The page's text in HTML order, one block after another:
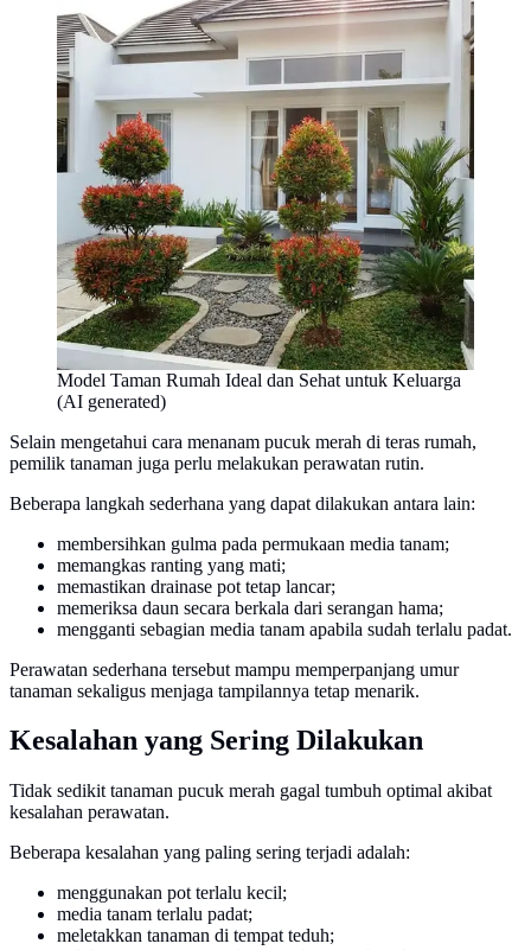
Model Taman Rumah Ideal dan Sehat untuk Keluarga
(AI generated)
Selain mengetahui cara menanam pucuk merah di teras rumah,
pemilik tanaman juga perlu melakukan perawatan rutin.
Beberapa langkah sederhana yang dapat dilakukan antara lain:
membersihkan gulma pada permukaan media tanam;
memangkas ranting yang mati;
memastikan drainase pot tetap lancar;
memeriksa daun secara berkala dari serangan hama;
mengganti sebagian media tanam apabila sudah terlalu padat.
Perawatan sederhana tersebut mampu memperpanjang umur
tanaman sekaligus menjaga tampilannya tetap menarik.
Kesalahan yang Sering Dilakukan
Tidak sedikit tanaman pucuk merah gagal tumbuh optimal akibat
kesalahan perawatan.
Beberapa kesalahan yang paling sering terjadi adalah:
menggunakan pot terlalu kecil;
media tanam terlalu padat;
meletakkan tanaman di tempat teduh;